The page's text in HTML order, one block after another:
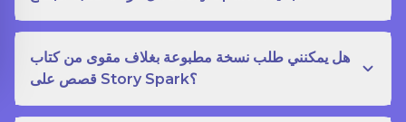
هل يمكنني طلب نسخة مطبوعة بغلاف مقوى من كتاب
قصص على Story Spark؟